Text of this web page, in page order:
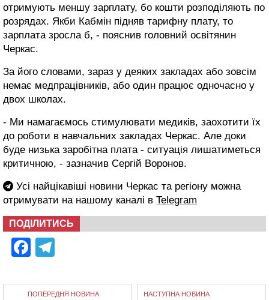
отримують меншу зарплату, бо кошти розподіляють по
розрядах. Якби Кабмін підняв тарифну плату, то
зарплата зросла б, - пояснив головний освітянин
Черкас.
За його словами, зараз у деяких закладах або зовсім
немає медпрацівників, або один працює одночасно у
двох школах.
- Ми намагаємось стимулювати медиків, заохотити їх
до роботи в навчальних закладах Черкас. Але доки
буде низька заробітна плата - ситуація лишатиметься
критичною, - зазначив Сергій Воронов.
Усі найцікавіші новини Черкас та регіону можна
отримувати на нашому каналі в Telegram
ПОДІЛИТИСЬ
Facebook
ПОПЕРЕДНЯ НОВИНА НАСТУПНА НОВИНА